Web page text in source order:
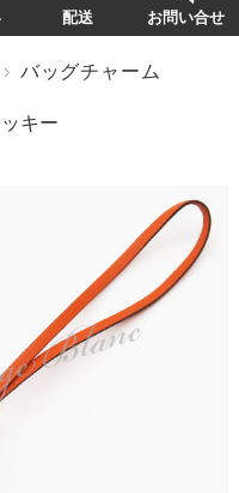
配送 お問い合せ
バッグチャーム
キー